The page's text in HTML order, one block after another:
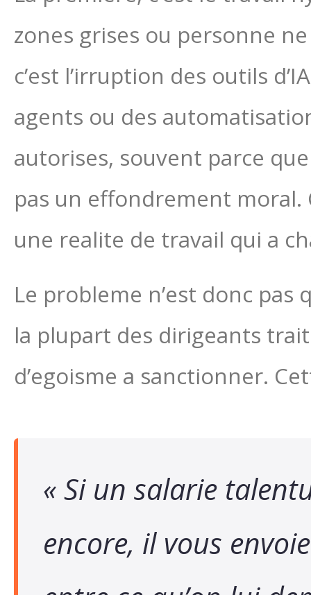
zones grises ou personne
c’est l’irruption des outils
agents ou des
autorises, souvent parce
pas un effondrement moral.
une realite de travail qui a
Le probleme n’est donc pas
la plupart des dirigeants
d’egoisme a sanctionner.
« Si un salarie
encore, il vous